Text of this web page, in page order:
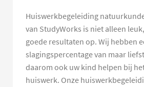
Huiswerkbegeleiding
van StudyWorks is niet alleen
goede resultaten op. Wij hebben
slagingspercentage van maar
daarom ook uw kind helpen bij
huiswerk. Onze